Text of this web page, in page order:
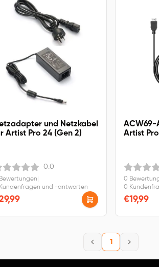
und Netzkabel
Artist Pro 24 (Gen 2)
0.0
und -antworten
ACW69-
Artist
0
0
€19,99
1